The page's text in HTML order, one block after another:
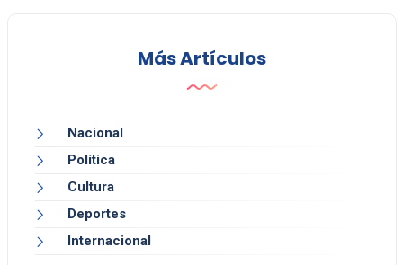
Más Artículos
Nacional
Política
Cultura
Deportes
Internacional